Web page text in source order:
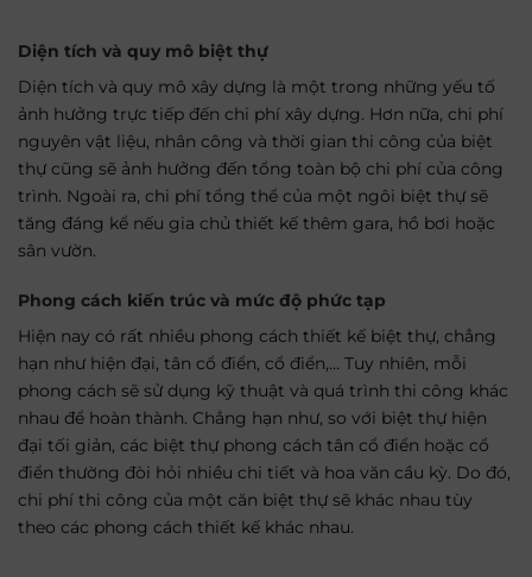
Diện tích và quy mô biệt thự
Diện tích và quy mô xây dựng là một trong những yếu tố
ảnh hưởng trực tiếp đến chi phí xây dựng. Hơn nữa, chi phí
nguyên vật liệu, nhân công và thời gian thi công của biệt
thự cũng sẽ ảnh hưởng đến tổng toàn bộ chi phí của công
trình. Ngoài ra, chi phí tổng thể của một ngôi biệt thự sẽ
tăng đáng kể nếu gia chủ thiết kế thêm gara, hồ bơi hoặc
sân vườn.
Phong cách kiến trúc và mức độ phức tạp
Hiện nay có rất nhiều phong cách thiết kế biệt thự, chẳng
hạn như hiện đại, tân cổ điển, cổ điển,… Tuy nhiên, mỗi
phong cách sẽ sử dụng kỹ thuật và quá trình thi công khác
nhau để hoàn thành. Chẳng hạn như, so với biệt thự hiện
đại tối giản, các biệt thự phong cách tân cổ điển hoặc cổ
điển thường đòi hỏi nhiều chi tiết và hoa văn cầu kỳ. Do đó,
chi phí thi công của một căn biệt thự sẽ khác nhau tùy
theo các phong cách thiết kế khác nhau.